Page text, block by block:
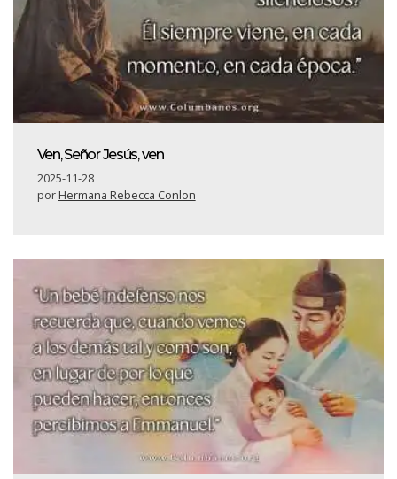
Ven, Señor Jesús, ven
2025-11-28
porHermana Rebecca Conlon